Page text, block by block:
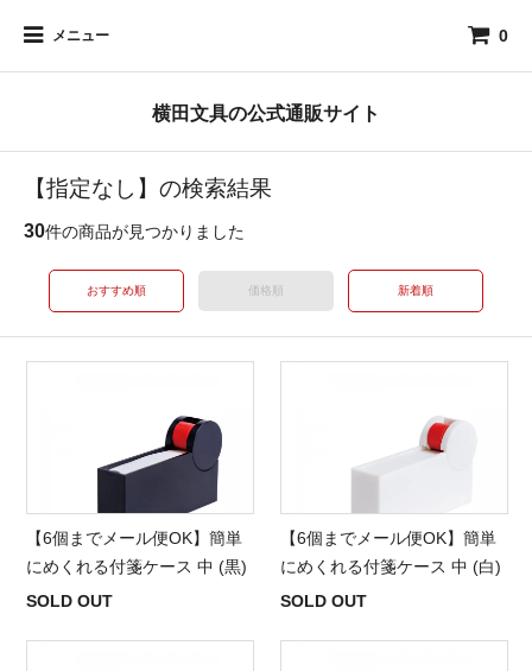
メニュー 0
横田文具の公式通販サイト
【指定なし】の検索結果
30件の商品が見つかりました
おすすめ順 価格順 新着順
【6個までメール便OK】簡単
にめくれる付箋ケース 中 (黒)
SOLD OUT
【6個までメール便OK】簡単
にめくれる付箋ケース 中 (白)
SOLD OUT